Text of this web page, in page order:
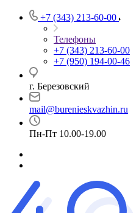
+7 (343) 213-60-00
Телефоны
+7 (343) 213-60-00
+7 (950) 194-00-46
г. Березовский
mail@burenieskvazhin.ru
Пн-Пт 10.00-19.00